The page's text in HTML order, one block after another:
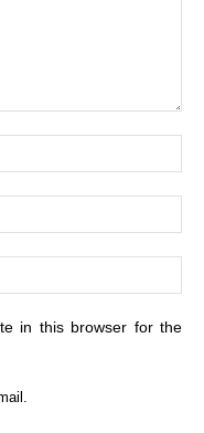
in this browser for the